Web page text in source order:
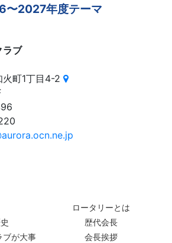
〜2027年度テーマ
ラブ
町1丁目4-2
ロータリーとは
歴代会長
ブが大事
会長挨拶